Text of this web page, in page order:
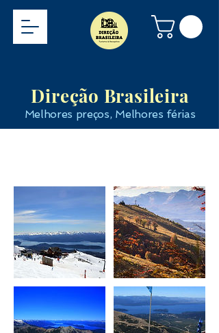
Direção Brasileira
Melhores preços, Melhores férias